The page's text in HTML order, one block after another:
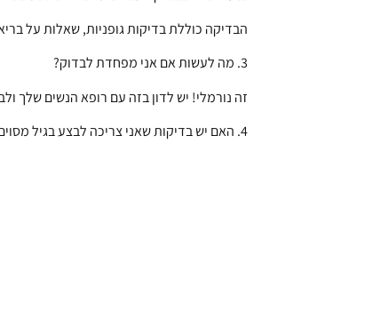
הבדיקה כוללת בדיקות גופניות, שאלות על
3. מה לעשות אם אני מפחדת לבדוק?
זה נורמלי! יש לדון בזה עם רופא הנשים שלך
4. האם יש בדיקות שאני צריכה לבצע בגיל מסוים?